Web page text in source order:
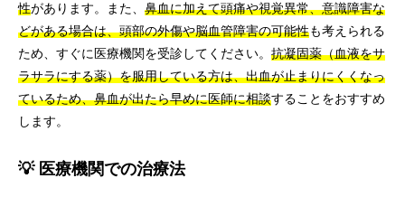
性があります。また、 鼻血に加えて頭痛や視覚異常、意識障害な
どがある場合は、頭部の外傷や脳血管障害の可能性も考えられる
ため、すぐに医療機関を受診してください。 抗凝固薬（血液をサ
ラサラにする薬）を服用している方は、出血が止まりにくくなっ
ているため、鼻血が出たら早めに医師に相談することをおすすめ
します。
💡 医療機関での治療法